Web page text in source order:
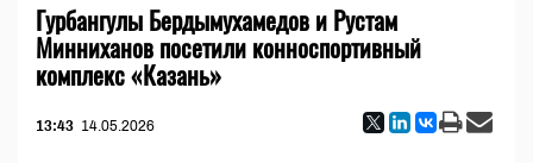
Гурбангулы Бердымухамедов и Рустам
Минниханов посетили конноспортивный
комплекс «Казань»
13:43 14.05.2026